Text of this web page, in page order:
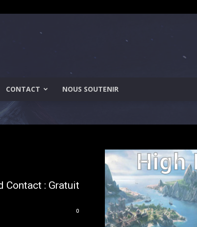
Gamimension
CONTACT NOUS SOUTENIR
Contact : Gratuit
0
High